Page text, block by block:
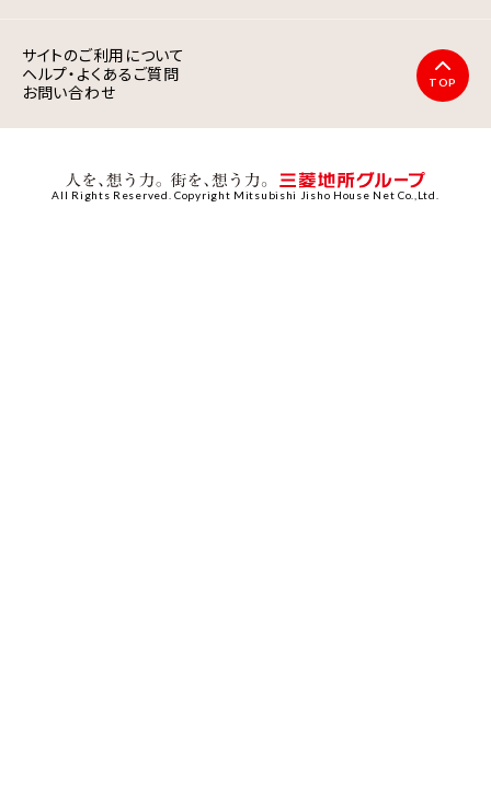
サイトのご利用について
ヘルプ・よくあるご質問
お問い合わせ
TOP
All Rights Reserved. Copyright Mitsubishi Jisho House Net Co.,Ltd.